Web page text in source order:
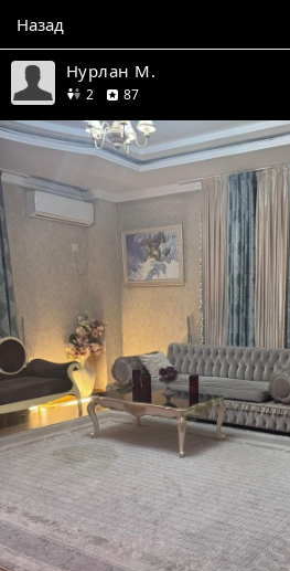
Назад
Нурлан М.
2 друга87отзывов